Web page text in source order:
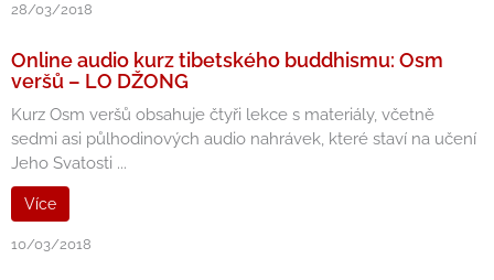
28/03/2018
Online audio kurz tibetského buddhismu: Osm
veršů – LO DŽONG
Kurz Osm veršů obsahuje čtyři lekce s materiály, včetně
sedmi asi půlhodinových audio nahrávek, které staví na učení
Jeho Svatosti ...
Více
10/03/2018